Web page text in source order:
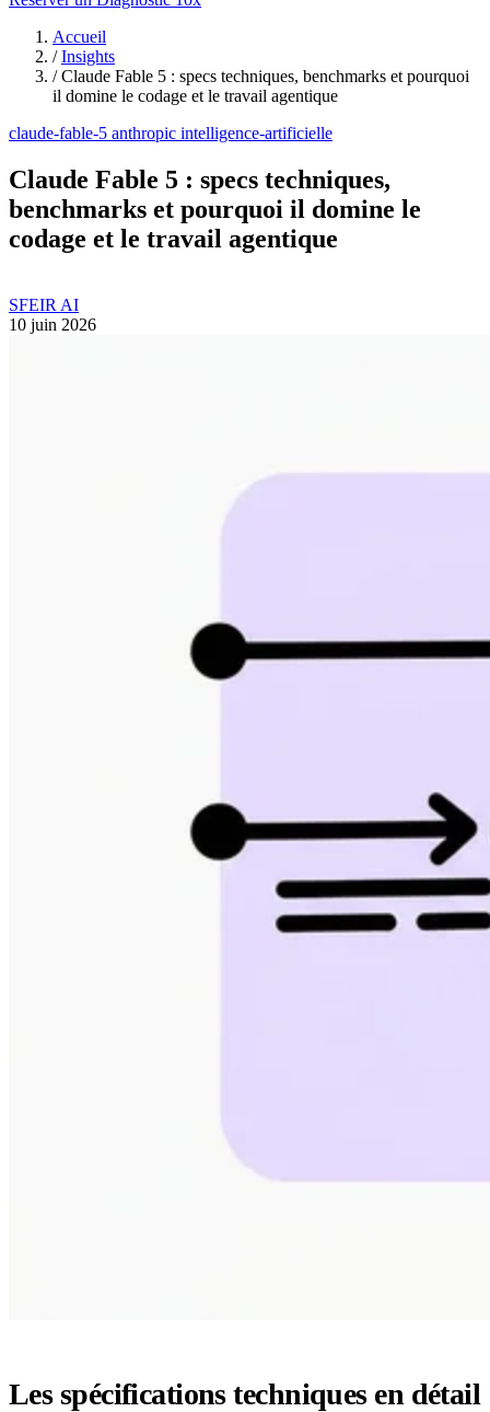
Accueil
/ Insights
/ Claude Fable 5 : specs techniques, benchmarks et pourquoi
il domine le codage et le travail agentique
claude-fable-5 anthropic intelligence-artificielle
Claude Fable 5 : specs techniques,
benchmarks et pourquoi il domine le
codage et le travail agentique
SFEIR AI
10 juin 2026
Les spécifications techniques en détail